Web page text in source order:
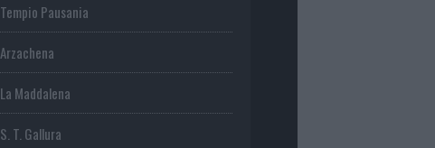
Tempio Pausania
Arzachena
La Maddalena
S. T. Gallura